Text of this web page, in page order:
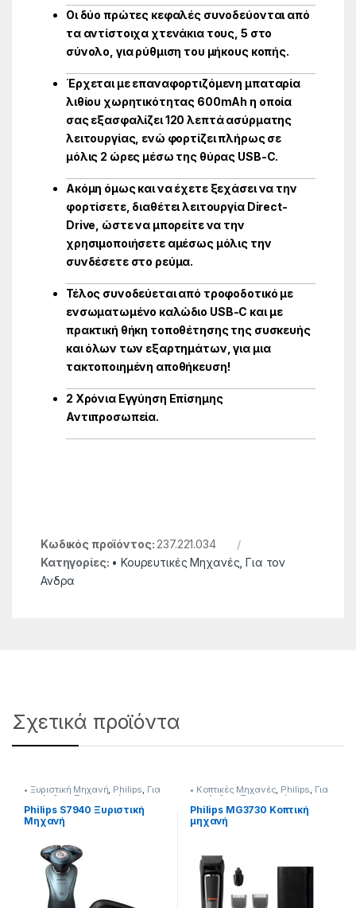
Οι δύο πρώτες κεφαλές συνοδεύονται από
τα αντίστοιχα χτενάκια τους, 5 στο
σύνολο, για ρύθμιση του μήκους κοπής.
Έρχεται με επαναφορτιζόμενη μπαταρία
λιθίου χωρητικότητας 600mAh η οποία
σας εξασφαλίζει 120 λεπτά ασύρματης
λειτουργίας, ενώ φορτίζει πλήρως σε
μόλις 2 ώρες μέσω της θύρας USB-C.
Ακόμη όμως και να έχετε ξεχάσει να την
φορτίσετε, διαθέτει λειτουργία Direct-
Drive, ώστε να μπορείτε να την
χρησιμοποιήσετε αμέσως μόλις την
συνδέσετε στο ρεύμα.
Τέλος συνοδεύεται από τροφοδοτικό με
ενσωματωμένο καλώδιο USB-C και με
πρακτική θήκη τοποθέτησης της συσκευής
και όλων των εξαρτημάτων, για μια
τακτοποιημένη αποθήκευση!
2 Χρόνια Εγγύηση Επίσημης
Αντιπροσωπεία.
Κωδικός προϊόντος: 237.221.034
Κατηγορίες: • Κουρευτικές Μηχανές ,Για τον
Ανδρα
Σχετικά προϊόντα
• Ξυριστική Μηχανή, Philips, Για
τον Ανδρα Προσωπική
Φροντίδα
Philips S7940 Ξυριστική
Μηχανή
• Κοπτικές Μηχανές, Philips, Για
τον Ανδρα Προσωπική
Φροντίδα
Philips MG3730 Κοπτική
μηχανή